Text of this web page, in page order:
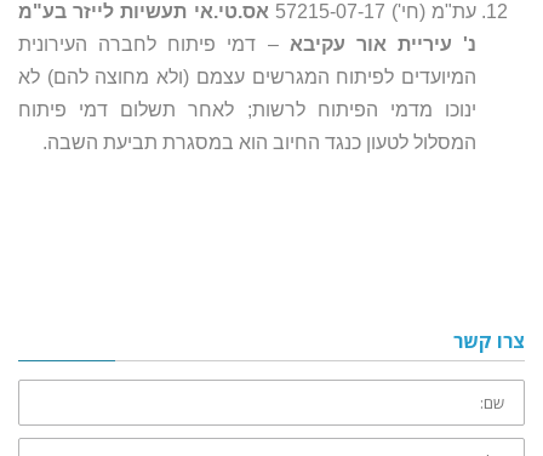
עת"מ (חי') 57215-07-17
אס.טי.אי תעשיות לייזר בע"מ
נ' עיריית אור עקיבא– דמי פיתוח לחברה העירונית
המיועדים לפיתוח המגרשים עצמם (ולא מחוצה להם) לא
ינוכו מדמי הפיתוח לרשות; לאחר תשלום דמי פיתוח
המסלול לטעון כנגד החיוב הוא במסגרת תביעת השבה.
צרו קשר
שם:
טלפון: